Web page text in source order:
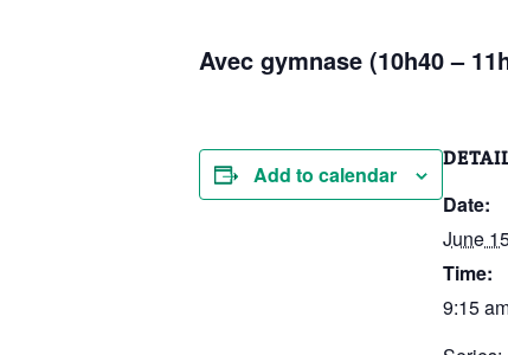
Avec gymnase (10h40 –
Add to calendar
Date:
June
Time:
9:15